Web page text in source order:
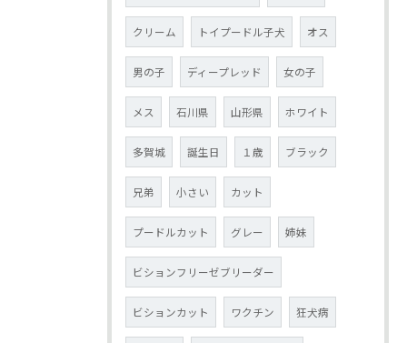
クリーム トイプードル子犬 オス
男の子 ディープレッド 女の子
メス 石川県 山形県 ホワイト
多賀城 誕生日 １歳 ブラック
兄弟 小さい カット
プードルカット グレー 姉妹
ビションフリーゼブリーダー
ビションカット ワクチン 狂犬病